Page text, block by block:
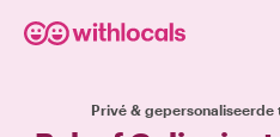
Privé & gepersonaliseerde